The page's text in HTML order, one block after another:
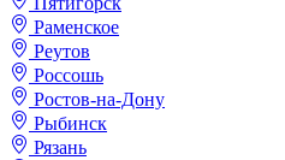
Раменское
Реутов
Россошь
Ростов-на-Дону
Рыбинск
Рязань